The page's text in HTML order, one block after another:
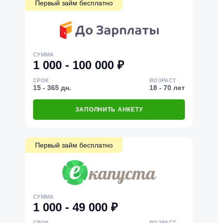
Первый займ бесплатно
СУММА
1 000 - 100 000 ₽
СРОК
15 - 365 дн.
ВОЗРАСТ
18 - 70 лет
ЗАПОЛНИТЬ АНКЕТУ
Первый займ бесплатно
СУММА
1 000 - 49 000 ₽